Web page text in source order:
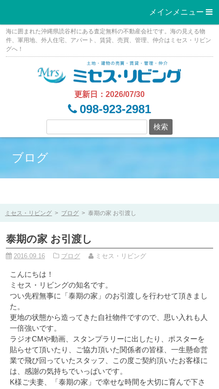
メインメニュー 
Skip
content
海に囲まれた沖縄県読谷村にある査定無料の不動産会社です。海の見える物
件、軍用地、外人住宅、アパート、賃貸、売買、管理、仲介はミセス・リビン
グへ！
更新日：2026/07/30
098-923-2981
ブログ
ミセス・リビング > ブログ > 泰期の家 お引渡し
泰期の家 お引渡し
2016.09.16 ブログ ミセス・リビング
こんにちは！
ミセス・リビングの知名です。
つい先程無事に「泰期の家」のお引渡しを行わせて頂きまし
た。
更地の状態から造ってきた自社物件ですので、思い入れも人
一倍強いです。
ラジオCMや動画、スタンプラリーに出したり、ポスターを
貼らせて頂いたり、ご協力頂いた関係者の皆様、一生懸命営
業で飛び回っていたスタッフ、この度ご契約頂いたお客様に
は、感謝の気持ちでいっぱいです。
K様ご夫妻、「泰期の家」で幸せな時間を大切に育んで下さ